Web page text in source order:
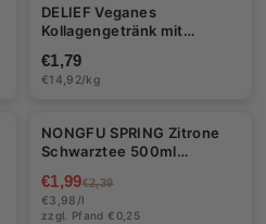
DELIEF Veganes
Kollagengetränk mit
€1,79
€14,92/kg
-17%
NONGFU SPRING Zitrone
Schwarztee 500ml
€1,99€2,39
€3,98/l
zzgl. Pfand €0,25